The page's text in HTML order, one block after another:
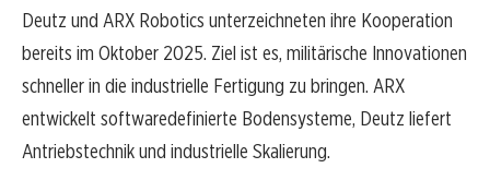
Deutz und ARX Robotics unterzeichneten ihre Kooperation
bereits im Oktober 2025. Ziel ist es, militärische Innovationen
schneller in die industrielle Fertigung zu bringen. ARX
entwickelt softwaredefinierte Bodensysteme, Deutz liefert
Antriebstechnik und industrielle Skalierung.